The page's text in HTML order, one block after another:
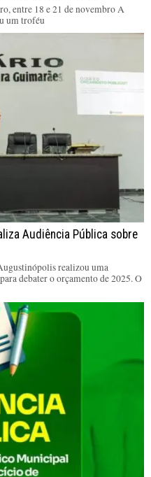
entre 18 e 21 de novembro A
um troféu
Audiência Pública sobre
realizou uma
debater o orçamento de 2025. O